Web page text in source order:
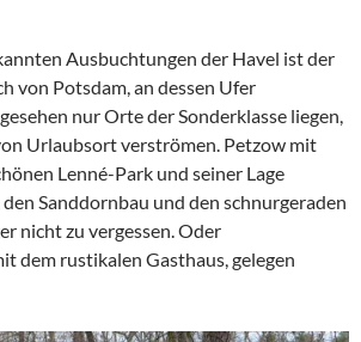
Ausbuchtungen der Havel ist der
von Potsdam, an dessen Ufer
nur Orte der Sonderklasse liegen,
Urlaubsort verströmen. Petzow mit
Lenné-Park und seiner Lage
den Sanddornbau und den schnurgeraden
nicht zu vergessen. Oder
dem rustikalen Gasthaus, gelegen